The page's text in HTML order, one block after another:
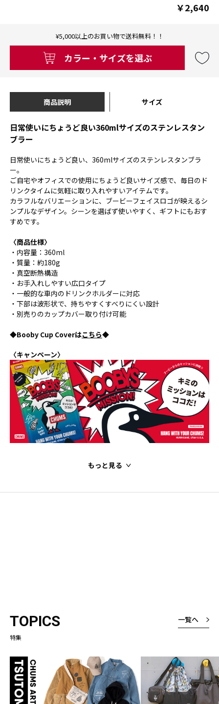
￥2,640
¥5,000以上のお買い物で送料無料！！
カラー・サイズを選ぶ
商品説明 サイズ
日常使いにちょうど良い360mlサイズのステンレスタン
ブラー
日常使いにちょうど良い、360mlサイズのステンレスタンブラ
ー。
ご自宅やオフィスでの使用にちょうど良いサイズ感で、毎日のド
リンクタイムに気軽に取り入れやすいアイテムです。
カラフルなバリエーションに、ブービーフェイスロゴが映えるシ
ンプルなデザイン。シーンを選ばず使いやすく、ギフトにもおす
すめです。
〈商品仕様〉
・内容量：360ml
・質量：約180g
・真空断熱構造
・お手入れしやすい広口タイプ
・一般的な車内のドリンクホルダーに対応
・下部は波形状で、持ちやすくすべりにくい設計
・別売りのカップカバー取り付け可能
◆Booby Cup Coverはこちら◆
〈キャンペーン〉
もっと見る
TOPICS
特集
一覧へ